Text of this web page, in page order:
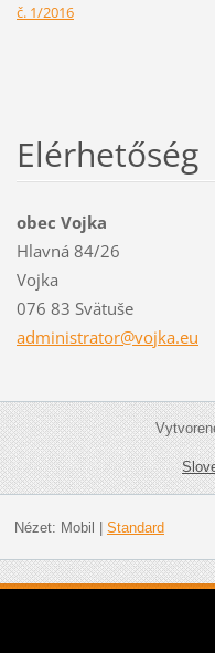
č. 1/2016
Elérhetőség
obec Vojka
Hlavná 84/26
Vojka
076 83 Svätuše
administrator@vojka.eu
Nézet: Mobil Standard